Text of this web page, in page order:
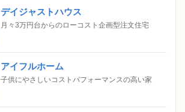
デイジャストハウス
月々3万円台からのローコスト企画型注文住宅
アイフルホーム
子供にやさしいコストパフォーマンスの高い家